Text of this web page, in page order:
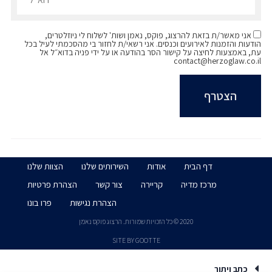
אני מאשר/ת בזאת להרצוג, פוקס, נאמן ושות' לשלוח לי ניוזלטרים,
הודעות והזמנות לאירועים וכנסים. אני רשאי/ת לחזור בי מהסכמתי לעיל בכל
עת, באמצעות לחיצה על קישור הסר בהודעה או על ידי פניה בדוא״ל אל
contact@herzoglaw.co.il
דף הבית אודות השירותים שלנו
הצוות שלנו
מרכז מדיה
קריירה צור קשר
הצהרת פרטיות
הצהרת נגישות
פרו בונו
2020 © כל הזכויות שמורות. הרצוג פוקס נאמן
SITE BY GOOTTE
כתב ויתור